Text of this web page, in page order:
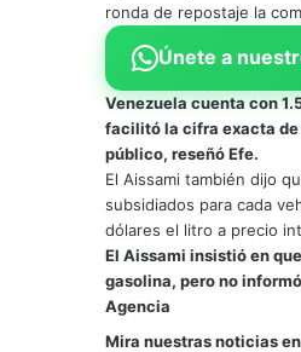
ronda de repostaje la
Únete a
Venezuela cuenta con
facilitó la cifra exacta de
público, reseñó Efe.
El Aissami también dijo
subsidiados para cada
dólares el litro a precio
El Aissami insistió en
gasolina, pero no
Agencia
Mira nuestras noticias